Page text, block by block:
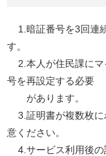
1.暗証番号を3回連
す。
2.本人が住民課にマ
号を再設定する必要
があります。
3.証明書が複数枚に
意ください。
4.サービス利用後の